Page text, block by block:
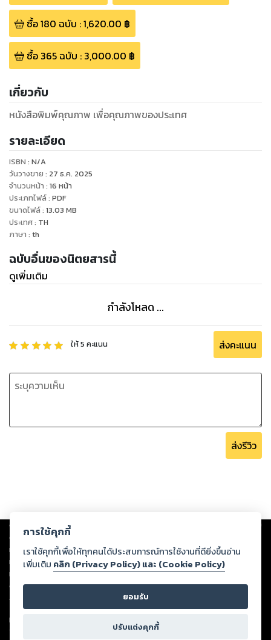
ซื้อ180 ฉบับ :1,620.00 ฿
ซื้อ 365ฉบับ : 3,000.00 ฿
เกี่ยวกับ
หนังสือพิมพ์คุณภาพ เพื่อคุณภาพของประเทศ
รายละเอียด
ISBN : N/A
วันวางขาย : 27 ธ.ค. 2025
จำนวนหน้า : 16 หน้า
ประเภทไฟล์: PDF
ขนาดไฟล์: 13.03 MB
ประเทศ: TH
ภาษา : th
ฉบับอื่นของนิตยสารนี้
ดูเพิ่มเติม
กำลังโหลด ...
ให้5 คะแนน ส่งคะแนน
ส่งรีวิว
Copyright © 2026
ต่อผลงานหรือเนื้อหาใดที่อัปโหลดผ่านเว็บไซต์และปรากฏว่าละเมิดสิทธิใน
ทรัพย์สินทางปัญญาของบุคคลอื่นหรือขัดต่อกฎหมายและศีลธรรม ดังนั้น ผู้อ่าน
ทุกท่านโปรดใช้วิจารณญาณในการกลั่นกรองด้วยตนเอง และหากท่านพบว่าส่วน
หนึ่งส่วนใดขัดต่อกฎหมายและศีลธรรม กรุณาแจ้งมายังบริษัท เพื่อทีมงานจะได้
ดำเนินการในทันที ทั้งนี้ ทางสตอรี่ล็อกขอสงวนลิขสิทธิ์ตามพระราชบัญญัติ
ลิขสิทธิ์ พ.ศ. 2537 (ฉบับล่าสุด)
For support: member@ookbee.com
Version
การใช้คุกกี้
เราใช้คุกกี้เพื่อให้ทุกคนได้ประสบการณ์การใช้งานที่ดียิ่งขึ้นอ่าน
เพิ่มเติม คลิก (Privacy Policy) และ (Cookie Policy)
ยอมรับ
ปรับแต่งคุกกี้